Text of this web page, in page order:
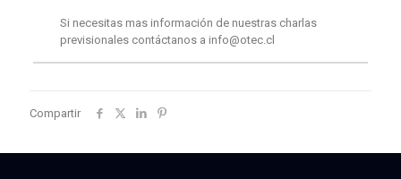
Si necesitas mas información de nuestras charlas
previsionales contáctanos a info@otec.cl
Compartir